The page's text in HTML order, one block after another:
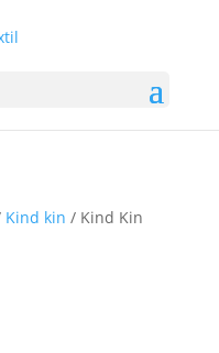
Kind kin / Kind Kin